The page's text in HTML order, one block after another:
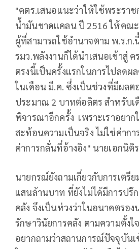
"คตร.เสนอแนะว่าให้ใช้พระรา
น้ำมันขาดแคลน ปี 2516 ให้คณะ
ผู้ที่สามารถใช้อำนาจตาม พ.ร.ก.
รมว.พลังงานก็ได้นำเสนอเข้าสู่
ตรงนี้เป็นครั้งแรกในการไปลด
ในเดือน มี.ค. ซึ่งเป็นช่วงที่มีผล
ประมาณ 2 บาทต่อลิตร สำหรับเ
พิจารณาอีกครั้ง เพราะเราอยา
สะท้อนความเป็นจริง ไม่ใช่ค่าก
ค่าการกลั่นที่อ้างอิง" นายเอกนิติ
นายกรณ์ยังถามเกี่ยวกับการเตรี
แสนล้านบาท ที่ยังไม่ได้มีการปรึ
คลัง จึงเป็นห่วงว่าในอนาคตรอง
รักษาวินัยการคลัง ตามความตั้งใ
อยากถามว่าสถานการณ์ปัจจุบัน